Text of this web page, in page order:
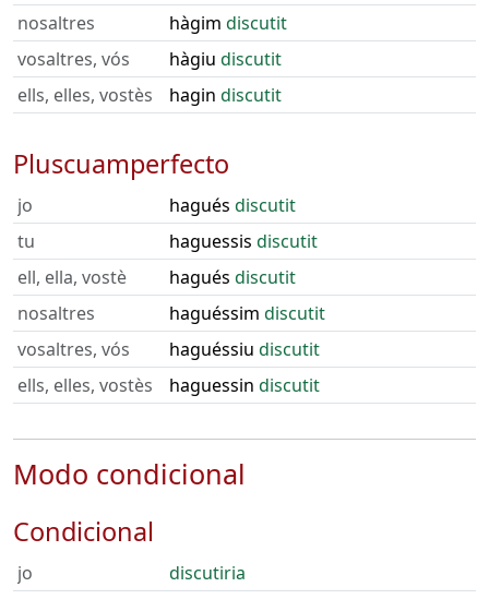
nosaltres
hàgim discutit
vosaltres, vós
hàgiu discutit
ells, elles, vostès
hagin discutit
Pluscuamperfecto
jo hagués discutit
tu
haguessis discutit
ell, ella, vostè
hagués discutit
nosaltres
haguéssim discutit
vosaltres, vós
haguéssiu discutit
ells, elles, vostès
haguessin discutit
Modo condicional
Condicional
jo
discutiria